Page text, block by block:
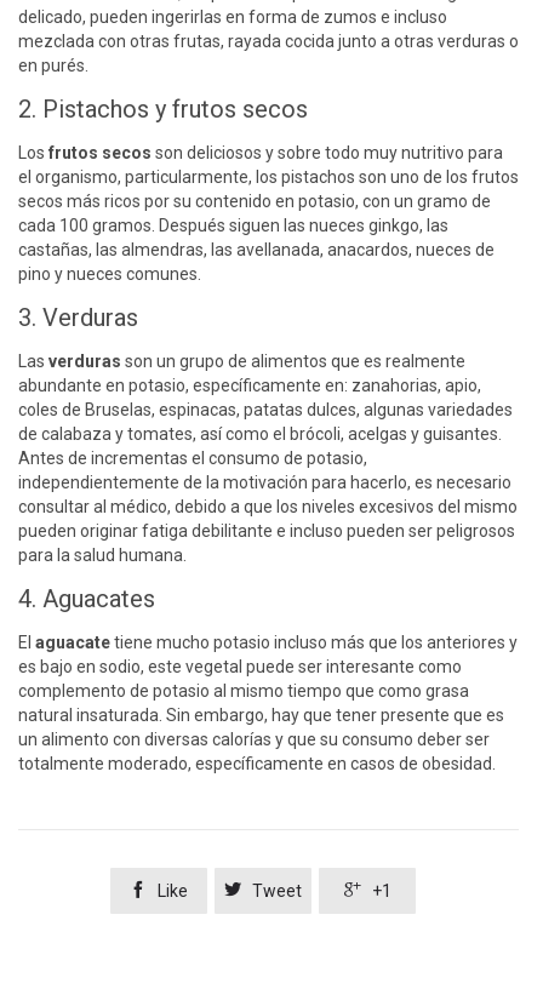
delicado, pueden ingerirlas en forma de zumos e incluso
mezclada con otras frutas, rayada cocida junto a otras verduras o
en purés.
2. Pistachos y frutos secos
Los frutos secos son deliciosos y sobre todo muy nutritivo para
el organismo, particularmente, los pistachos son uno de los frutos
secos más ricos por su contenido en potasio, con un gramo de
cada 100 gramos. Después siguen las nueces ginkgo, las
castañas, las almendras, las avellanada, anacardos, nueces de
pino y nueces comunes.
3. Verduras
Las verduras son un grupo de alimentos que es realmente
abundante en potasio, específicamente en: zanahorias, apio,
coles de Bruselas, espinacas, patatas dulces, algunas variedades
de calabaza y tomates, así como el brócoli, acelgas y guisantes.
Antes de incrementas el consumo de potasio,
independientemente de la motivación para hacerlo, es necesario
consultar al médico, debido a que los niveles excesivos del mismo
pueden originar fatiga debilitante e incluso pueden ser peligrosos
para la salud humana.
4. Aguacates
El aguacatetiene mucho potasio incluso más que los anteriores y
es bajo en sodio, este vegetal puede ser interesante como
complemento de potasio al mismo tiempo que como grasa
natural insaturada. Sin embargo, hay que tener presente que es
un alimento con diversas calorías y que su consumo deber ser
totalmente moderado, específicamente en casos de obesidad.
 Like  Tweet  +1